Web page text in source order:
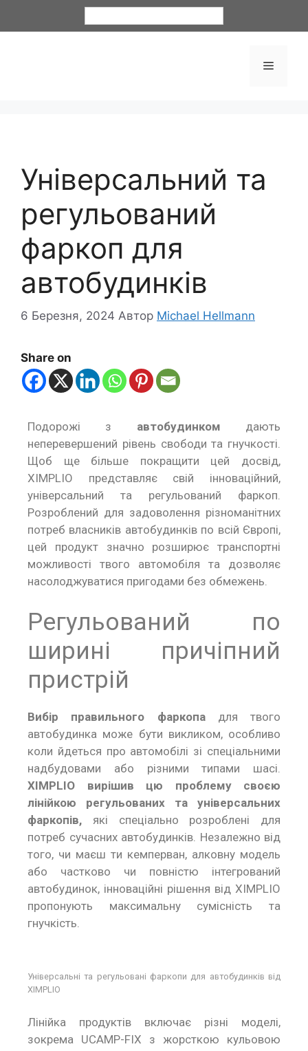
Універсальний та
регульований
фаркоп для
автобудинків
6 Березня, 2024 Автор Michael Hellmann
Share on
Подорожі з автобудинком дають
неперевершений рівень свободи та гнучкості.
Щоб ще більше покращити цей досвід,
XIMPLIO представляє свій інноваційний,
універсальний та регульований фаркоп.
Розроблений для задоволення різноманітних
потреб власників автобудинків по всій Європі,
цей продукт значно розширює транспортні
можливості твого автомобіля та дозволяє
насолоджуватися пригодами без обмежень.
Регульований по
ширині причіпний
пристрій
Вибір правильного фаркопадля твого
автобудинка може бути викликом, особливо
коли йдеться про автомобілі зі спеціальними
надбудовами або різними типами шасі.
XIMPLIO вирішив цю проблему своєю
лінійкою регульованих та універсальних
фаркопів, які спеціально розроблені для
потреб сучасних автобудинків. Незалежно від
того, чи маєш ти кемперван, алковну модель
або частково чи повністю інтегрований
автобудинок, інноваційні рішення від XIMPLIO
пропонують максимальну сумісність та
гнучкість.
Універсальні та регульовані фаркопи для автобудинків від
XIMPLIO
Лінійка продуктів включає різні моделі,
зокрема UCAMP-FIX з жорсткою кульовою